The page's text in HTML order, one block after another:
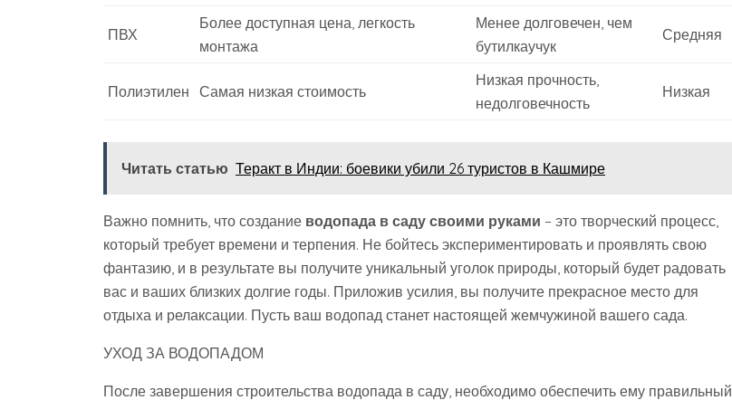
ПВХ
Более доступная цена, легкость
монтажа
Менее долговечен, чем
бутилкаучук
Средняя
Полиэтилен Самая низкая стоимость
Низкая прочность,
недолговечность
Низкая
Читать статью Теракт в Индии: боевики убили 26 туристов в Кашмире
Важно помнить, что создание водопада в саду своими руками – это творческий процесс,
который требует времени и терпения. Не бойтесь экспериментировать и проявлять свою
фантазию, и в результате вы получите уникальный уголок природы, который будет радовать
вас и ваших близких долгие годы. Приложив усилия, вы получите прекрасное место для
отдыха и релаксации. Пусть ваш водопад станет настоящей жемчужиной вашего сада.
УХОД ЗА ВОДОПАДОМ
После завершения строительства водопада в саду, необходимо обеспечить ему правильный